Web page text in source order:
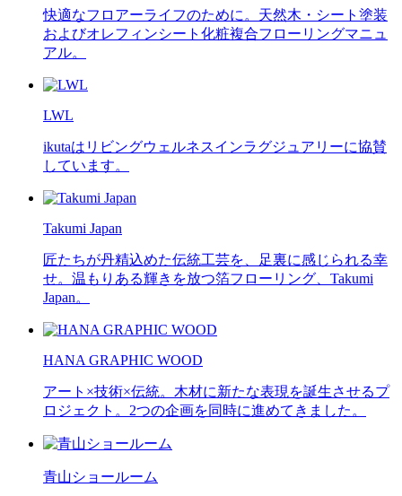
快適なフロアーライフのために。天然木・シート塗装
およびオレフィンシート化粧複合フローリングマニュ
アル。
LWL
ikutaはリビングウェルネスインラグジュアリーに協賛
しています。
Takumi Japan
匠たちが丹精込めた伝統工芸を、足裏に感じられる幸
せ。温もりある輝きを放つ箔フローリング、Takumi
Japan。
HANA GRAPHIC WOOD
アート×技術×伝統。木材に新たな表現を誕生させるプ
ロジェクト。2つの企画を同時に進めてきました。
青山ショールーム